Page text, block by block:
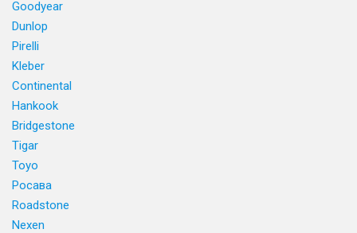
Goodyear
Dunlop
Pirelli
Kleber
Continental
Hankook
Bridgestone
Tigar
Toyo
Росава
Roadstone
Nexen